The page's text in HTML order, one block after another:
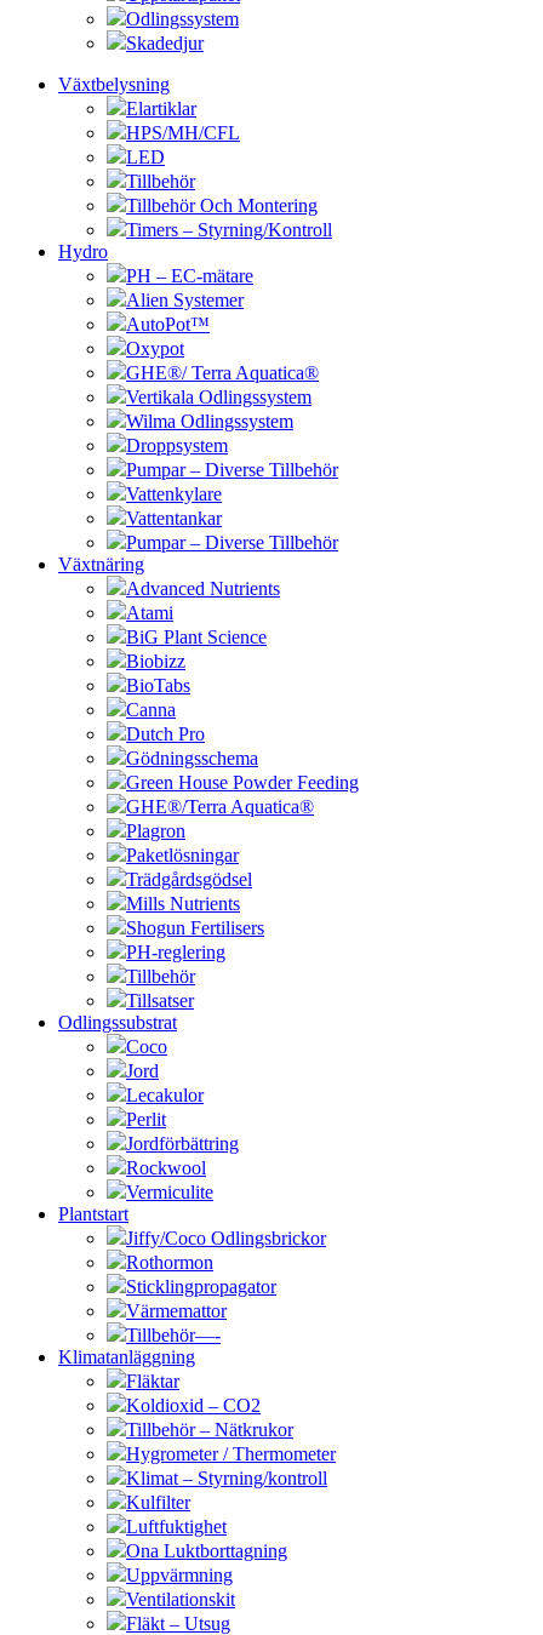
Odlingssystem
Skadedjur
Växtbelysning
Elartiklar
HPS/MH/CFL
LED
Tillbehör
Tillbehör Och Montering
Timers – Styrning/Kontroll
Hydro
PH – EC-mätare
Alien Systemer
AutoPot™
Oxypot
GHE®/ Terra Aquatica®
Vertikala Odlingssystem
Wilma Odlingssystem
Droppsystem
Pumpar – Diverse Tillbehör
Vattenkylare
Vattentankar
Pumpar – Diverse Tillbehör
Växtnäring
Advanced Nutrients
Atami
BiG Plant Science
Biobizz
BioTabs
Canna
Dutch Pro
Gödningsschema
Green House Powder Feeding
GHE®/Terra Aquatica®
Plagron
Paketlösningar
Trädgårdsgödsel
Mills Nutrients
Shogun Fertilisers
PH-reglering
Tillbehör
Tillsatser
Odlingssubstrat
Coco
Jord
Lecakulor
Perlit
Jordförbättring
Rockwool
Vermiculite
Plantstart
Jiffy/Coco Odlingsbrickor
Rothormon
Sticklingpropagator
Värmemattor
Tillbehör—-
Klimatanläggning
Fläktar
Koldioxid – CO2
Tillbehör – Nätkrukor
Hygrometer / Thermometer
Klimat – Styrning/kontroll
Kulfilter
Luftfuktighet
Ona Luktborttagning
Uppvärmning
Ventilationskit
Fläkt – Utsug